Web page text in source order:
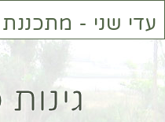
עדי שני - מתכננת